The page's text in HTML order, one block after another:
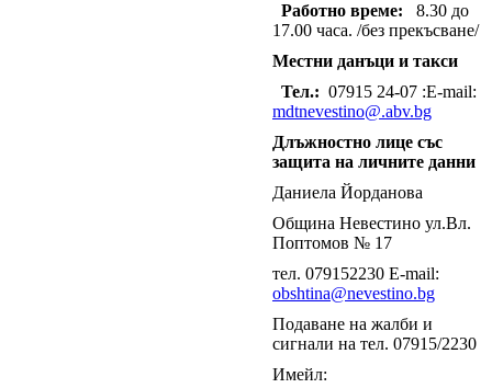
Работно време: 8.30 до
17.00 часа. /без прекъсване/
Местни данъци и такси
Тел.: 07915 24-07 :E-mail:
mdtnevestino@.abv.bg
Длъжностно лице със
защита на личните данни
Даниела Йорданова
Община Невестино ул.Вл.
Поптомов № 17
тел. 079152230 E-mail:
obshtina@nevestino.bg
Подаване на жалби и
сигнали на тел. 07915/2230
Имейл: